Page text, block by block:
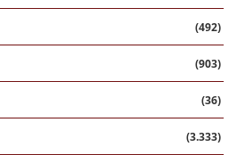
(492)
(903)
(36)
(3.333)